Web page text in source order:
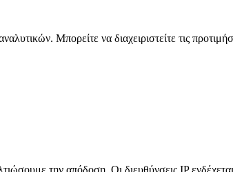
Μπορείτε να διαχειριστείτε τις
την απόδοση. Οι διευθύνσεις IP